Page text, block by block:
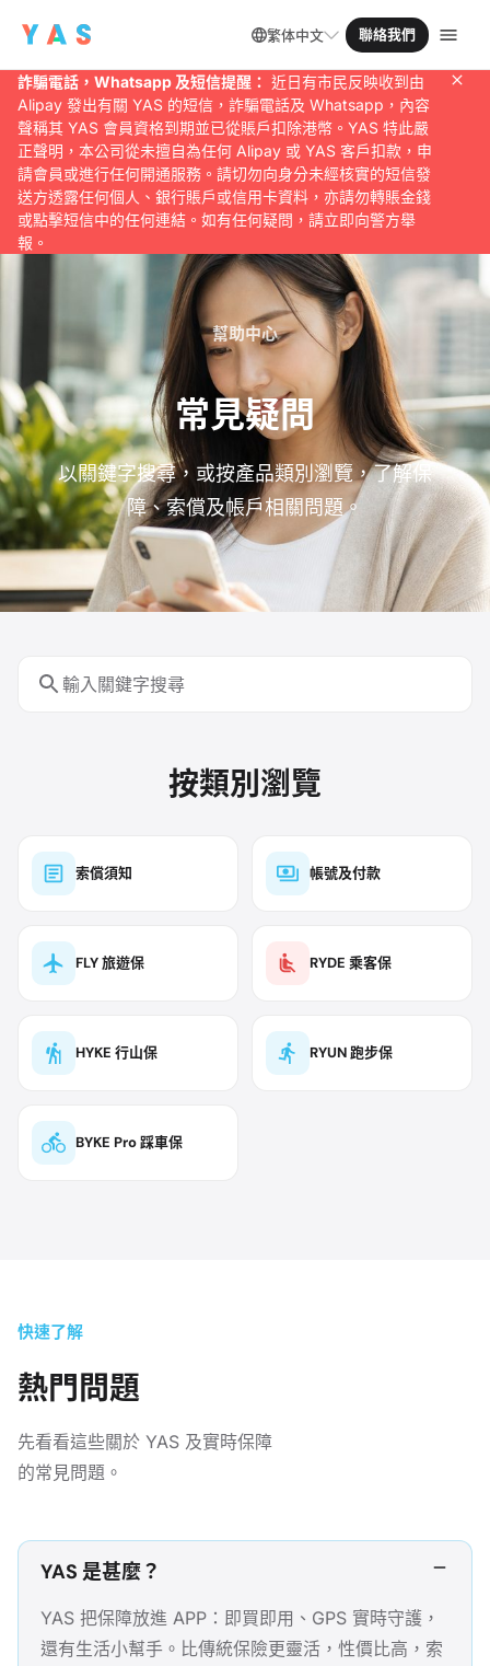
繁体中文 聯絡我們
詐騙電話，Whatsapp 及短信提醒： 近日有市民反映收到由
Alipay 發出有關 YAS 的短信，詐騙電話及 Whatsapp，內容
聲稱其 YAS 會員資格到期並已從賬戶扣除港幣。YAS 特此嚴
正聲明，本公司從未擅自為任何 Alipay 或 YAS 客戶扣款，申
請會員或進行任何開通服務。請切勿向身分未經核實的短信發
送方透露任何個人、銀行賬戶或信用卡資料，亦請勿轉賬金錢
或點擊短信中的任何連結。如有任何疑問，請立即向警方舉
報。
幫助中心
常見疑問
以關鍵字搜尋，或按產品類別瀏覽，了解保
障、索償及帳戶相關問題。
按類別瀏覽
索償須知 帳號及付款
FLY 旅遊保 RYDE 乘客保
HYKE 行山保 RYUN 跑步保
BYKE Pro 踩車保
快速了解
熱門問題
先看看這些關於 YAS 及實時保障
的常見問題。
YAS 是甚麼？
YAS 把保障放進 APP：即買即用、GPS 實時守護，
還有生活小幫手。比傳統保險更靈活，性價比高，索